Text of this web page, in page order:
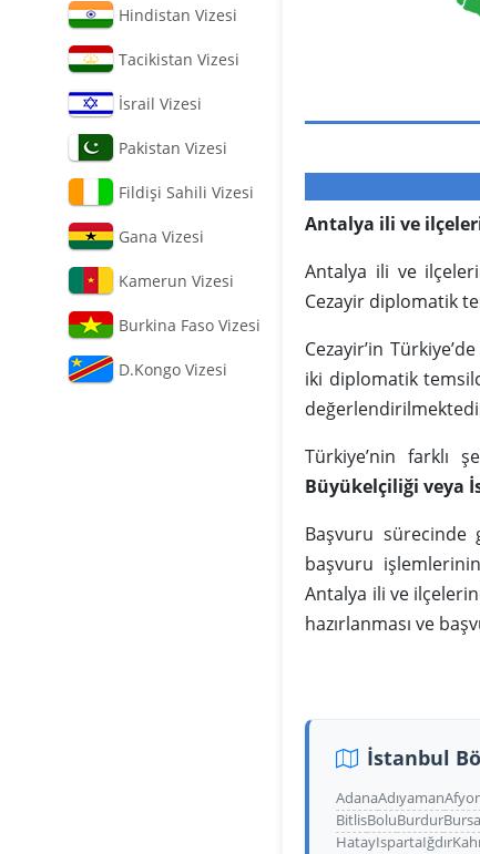
Hindistan Vizesi
Tacikistan Vizesi
İsrail Vizesi
Pakistan Vizesi
Fildişi Sahili Vizesi
Gana Vizesi
Kamerun Vizesi
Burkina Faso Vizesi
D.Kongo Vizesi
Antalya ili ve
Antalya ili ve
Cezayir diplomatik
Cezayir’in Türkiye’de
iki diplomatik
Türkiye’nin farklı
Büyükelçiliği veya
Başvuru sürecinde
başvuru
Antalya ili ve
hazırlanması ve
İstanbul
AdanaAdıyaman
BitlisBoluBurdurBursa
HatayIspartaIğdır